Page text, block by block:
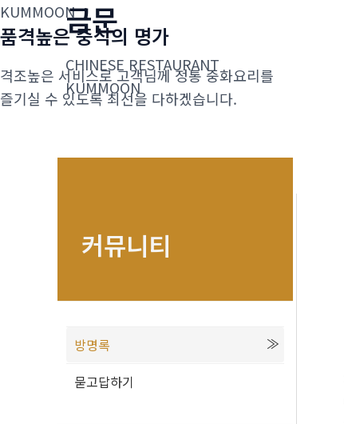
콘
텐
로
건
금문
CHINESE RESTAURANT
KUMMOON
KUMMOON
품격높은 중식의 명가
격조높은 서비스로 고객님께 정통 중화요리를
즐기실 수 있도록 최선을 다하겠습니다.
커뮤니티
방명록
묻고답하기